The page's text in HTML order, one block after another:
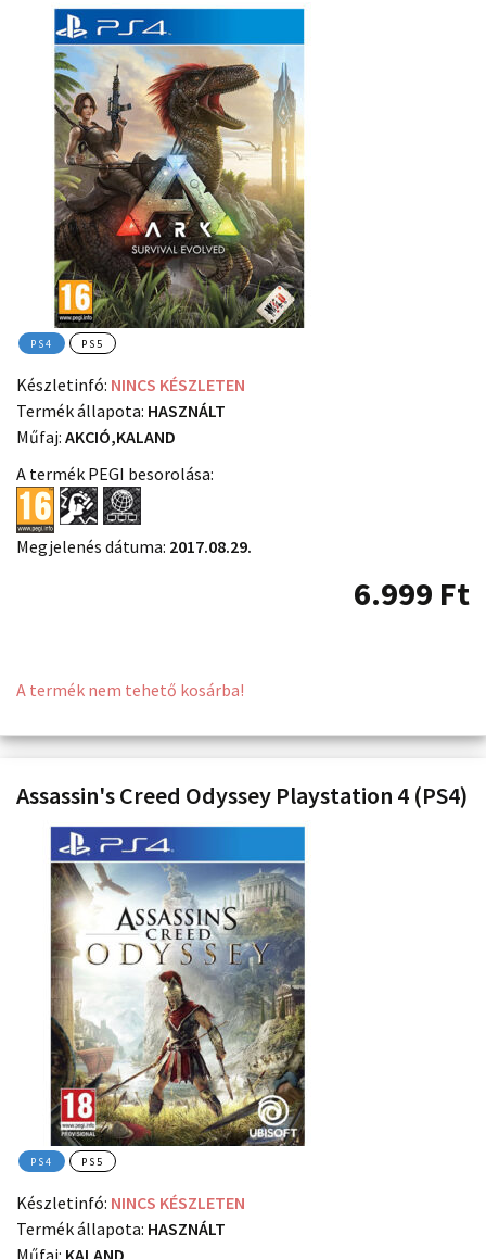
PS4 PS5
Készletinfó: NINCS KÉSZLETEN
Termék állapota: HASZNÁLT
Műfaj: AKCIÓ,KALAND
A termék PEGI besorolása:
Megjelenés dátuma: 2017.08.29.
6.999 Ft
A termék nem tehető kosárba!
Assassin's Creed Odyssey Playstation 4 (PS4)
PS4 PS5
Készletinfó: NINCS KÉSZLETEN
Termék állapota: HASZNÁLT
Műfaj: KALAND